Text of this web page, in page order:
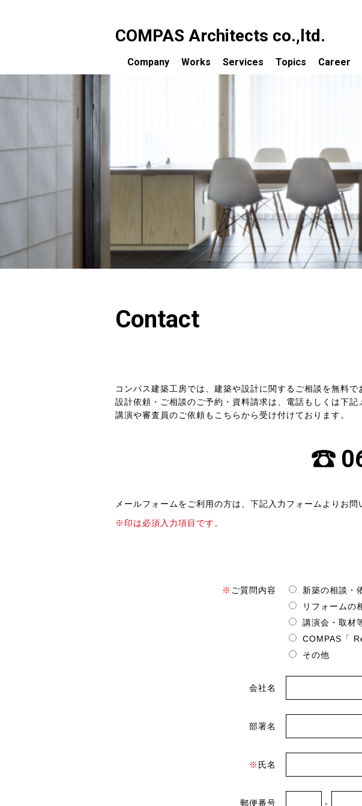
COMPAS Architects co.,ltd.
Company Works Services
設計料について
コンサルティング業務
お客様の声
セミナー講演会・講師／審査員
Topics
資産価値を取り戻す
子どもたちの豊かな
保育環境をつくる
建築家が賃貸経営を
建築事務所によるホ
Career
Contact
コンパス建築工房では、建築や設計に関するご相談を無料で
設計依頼・ご相談のご予約・資料請求は、電話もしくは下記
講演や審査員のご依頼もこちらから受け付けております。
メールフォームをご利用の方は、下記入力フォームよりお問
※印は必須入力項目です。
※ ご質問内容
新築の相談・
リフォームの
講演会・取材
COMPAS「
その他
会社名
部署名
※ 氏名
郵便番号 -